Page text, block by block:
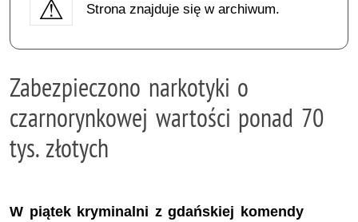
Strona znajduje się w archiwum.
Zabezpieczono narkotyki o
czarnorynkowej wartości ponad 70
tys. złotych
W piątek kryminalni z gdańskiej komendy